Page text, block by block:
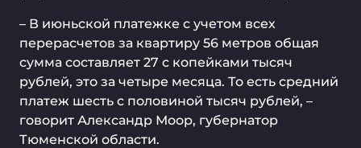
– В июньской платежке с учетом всех
перерасчетов за квартиру 56 метров общая
сумма составляет 27 с копейками тысяч
рублей, это за четыре месяца. То есть средний
платеж шесть с половиной тысяч рублей, –
говорит Александр Моор, губернатор
Тюменской области.